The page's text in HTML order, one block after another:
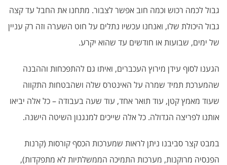
גבול לכמה רכוש וכמה חוב אפשר לצבור. מתחנו את החבל עד קצה
גבול היכולת שלו, ואנחנו עכשיו נתלים על חוט השערה וזה רק עניין
של ימים, שבועות או חודשים עד שהוא יקרע.
הגענו לסוף עידן מירוץ העכברים, ואיתו גם להתפכחות וההבנה
שהמערכת תמיד שמרה על האינטרס שלה ושהבטחות התקווה
שעוד מאמץ קטן, עוד תואר אחד, עוד שעה בעבודה – כל אלה יביאו
אותנו לפריצה הגדולה. כל אלה שייכים למנגנון השיטה הישנה.
במבט קצר סביבנו ניתן לראות שמערכות הכסף קורסות (קרנות
הפנסיה מרוקנות, מערכות התמיכה הממשלתיות לא מתפקדות),